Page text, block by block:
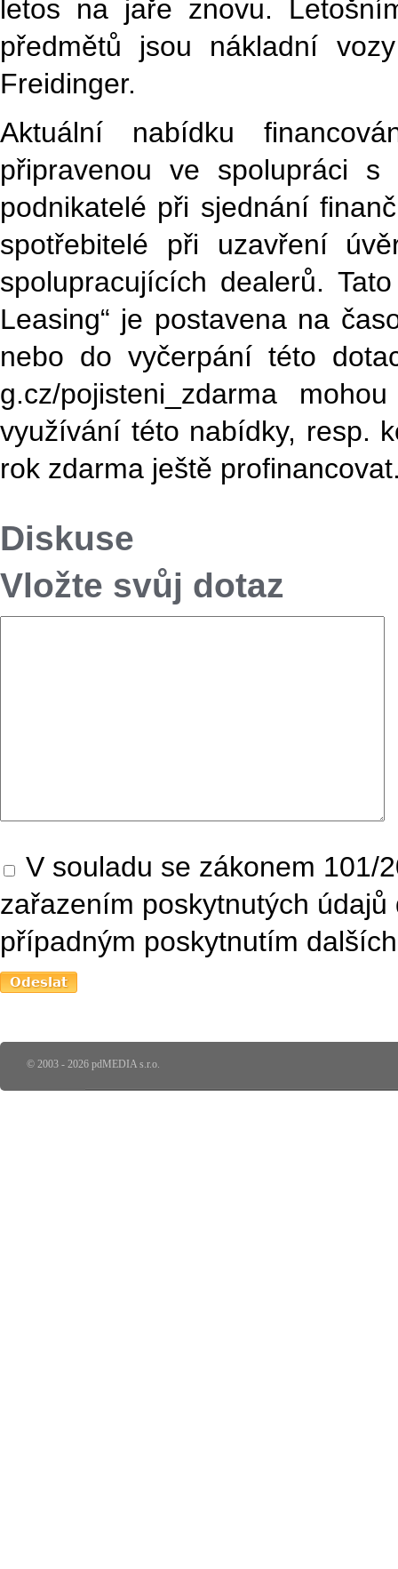
letos na jaře znovu.
předmětů jsou nákladní
Freidinger.
Aktuální nabídku
připravenou ve spolupráci
podnikatelé při sjednání
spotřebitelé při uzavření
spolupracujících dealerů.
Leasing“ je postavena na
nebo do vyčerpání této
g.cz/pojisteni_zdar­ma
využívání této nabídky, resp.
rok zdarma ještě
Diskuse
Vložte svůj dotaz
V souladu se zákonem 101/
zařazením poskytnutých
případným poskytnutím
© 2003 - 2026 pdMEDIA s.r.o.